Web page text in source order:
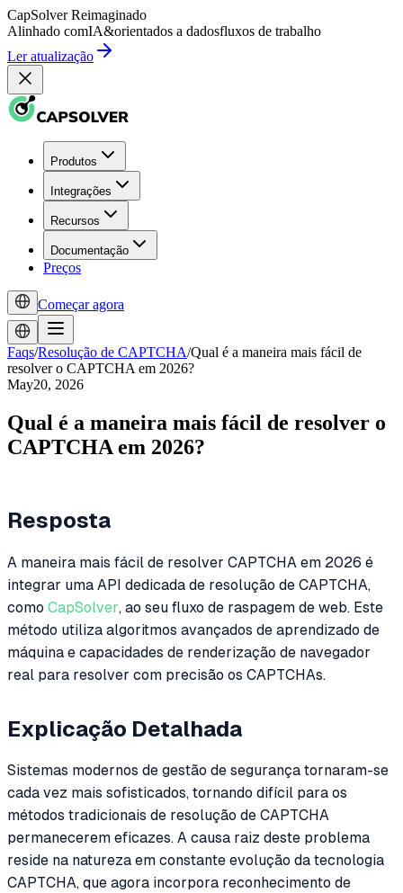
CapSolver Reimaginado
Alinhado comIA&orientados a dadosfluxos de trabalho
Ler atualização
Produtos
Integrações
Recursos
Documentação
Preços
Começar agora
Faqs/Resolução de CAPTCHA/Qual é a maneira mais fácil de
resolver o CAPTCHA em 2026?
May20, 2026
Qual é a maneira mais fácil de resolver o
CAPTCHA em 2026?
Resposta
A maneira mais fácil de resolver CAPTCHA em 2026 é
integrar uma API dedicada de resolução de CAPTCHA,
como CapSolver, ao seu fluxo de raspagem de web. Este
método utiliza algoritmos avançados de aprendizado de
máquina e capacidades de renderização de navegador
real para resolver com precisão os CAPTCHAs.
Explicação Detalhada
Sistemas modernos de gestão de segurança tornaram-se
cada vez mais sofisticados, tornando difícil para os
métodos tradicionais de resolução de CAPTCHA
permanecerem eficazes. A causa raiz deste problema
reside na natureza em constante evolução da tecnologia
CAPTCHA, que agora incorpora reconhecimento de